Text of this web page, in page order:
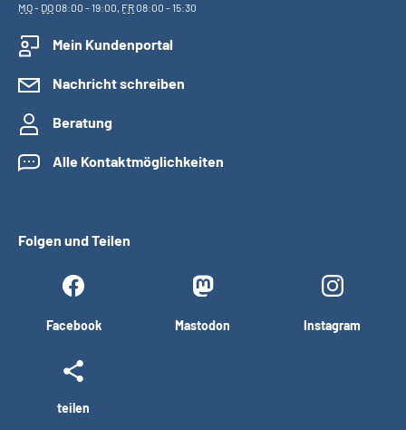
MO- DO08:00 - 19:00, FR08:00 - 15:30
Mein Kundenportal
Nachricht schreiben
Beratung
Alle Kontaktmöglichkeiten
Folgen und Teilen
Facebook Mastodon Instagram
teilen